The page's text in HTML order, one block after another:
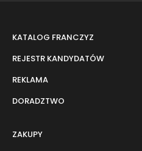
KATALOG FRANCZYZ
REJESTR KANDYDATÓW
REKLAMA
DORADZTWO
ZAKUPY